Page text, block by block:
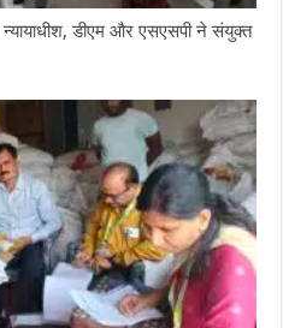
न्यायाधीश, डीएम और एसएसपी ने संयुक्त